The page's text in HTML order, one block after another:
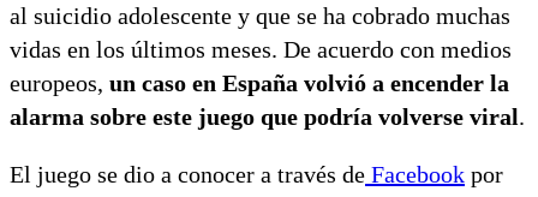
al suicidio adolescente y que se ha cobrado muchas
vidas en los últimos meses. De acuerdo con medios
europeos, un caso en España volvió a encender la
alarma sobre este juego que podría volverse viral.
El juego se dio a conocer a través de Facebook por